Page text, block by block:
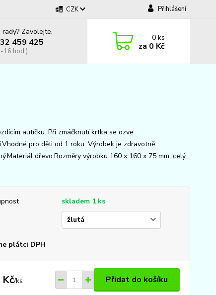
CZK Přihlášení
Zavolejte.
459 425
16 hod.)
0ks
za 0 Kč
autíčku. Při zmáčknutí krtka se ozve
pro děti od 1 roku. Výrobek je zdravotně
dřevo.Rozměry výrobku 160 x 160 x 75 mm. celý
skladem 1 ks
plátci DPH
/ks Přidat do košíku